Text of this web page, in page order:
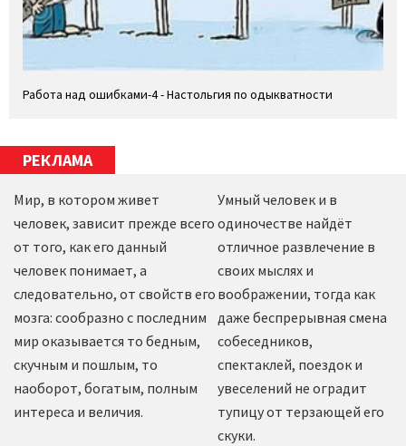
Работа над ошибками-4 - Настольгия по одыкватности
РЕКЛАМА
Мир, в котором живет
человек, зависит прежде всего
от того, как его данный
человек понимает, а
следовательно, от свойств его
мозга: сообразно с последним
мир оказывается то бедным,
скучным и пошлым, то
наоборот, богатым, полным
интереса и величия.
Умный человек и в
одиночестве найдёт
отличное развлечение в
своих мыслях и
воображении, тогда как
даже беспрерывная смена
собеседников,
спектаклей, поездок и
увеселений не оградит
тупицу от терзающей его
скуки.